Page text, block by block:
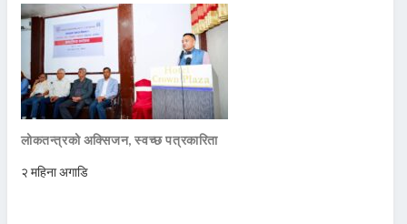
लोकतन्त्रको अक्सिजन, स्वच्छ पत्रकारिता
२ महिना अगाडि